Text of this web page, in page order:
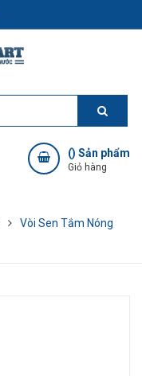
() Sản phẩm
Giỏ hàng
Vòi Sen Tắm Nóng